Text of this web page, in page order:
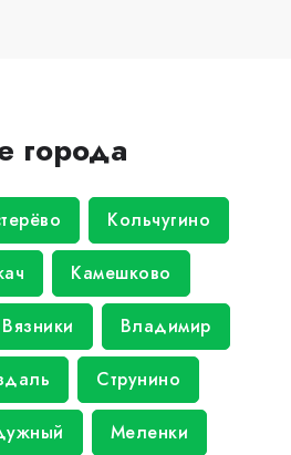
города
Кольчугино
Камешково
Вязники Владимир
Струнино
Меленки